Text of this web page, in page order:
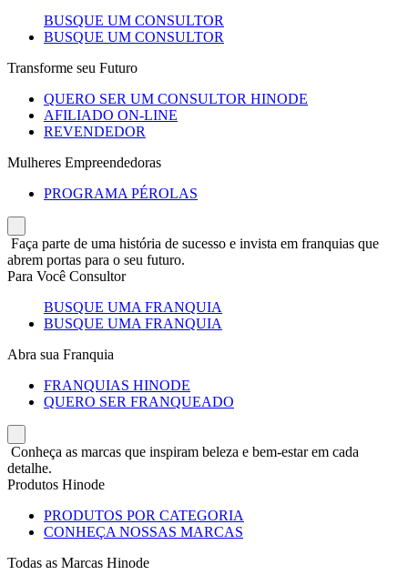
BUSQUE UM CONSULTOR
BUSQUE UM CONSULTOR
Transforme seu Futuro
QUERO SER UM CONSULTOR HINODE
AFILIADO ON-LINE
REVENDEDOR
Mulheres Empreendedoras
PROGRAMA PÉROLAS
Faça parte de uma história de sucesso e invista em franquias que
abrem portas para o seu futuro.
Para Você Consultor
BUSQUE UMA FRANQUIA
BUSQUE UMA FRANQUIA
Abra sua Franquia
FRANQUIAS HINODE
QUERO SER FRANQUEADO
Conheça as marcas que inspiram beleza e bem-estar em cada
detalhe.
Produtos Hinode
PRODUTOS POR CATEGORIA
CONHEÇA NOSSAS MARCAS
Todas as Marcas Hinode